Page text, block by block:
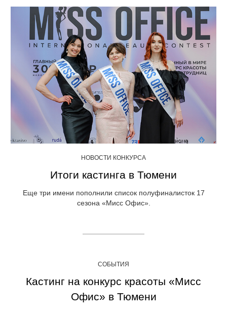
НОВОСТИ КОНКУРСА
Итоги кастинга в Тюмени
Еще три имени пополнили список полуфиналисток 17
сезона «Мисс Офис».
СОБЫТИЯ
Кастинг на конкурс красоты «Мисс
Офис» в Тюмени